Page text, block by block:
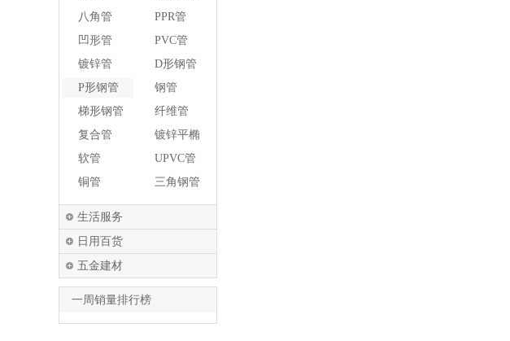
字钢异径
八角管
PPR管
凹形管
PVC管
镀锌管
D形钢管
P形钢管
钢管
梯形钢管
纤维管
复合管
镀锌平椭
圆管
软管
UPVC管
铜管
三角钢管
生活服务
日用百货
五金建材
一周销量排行榜